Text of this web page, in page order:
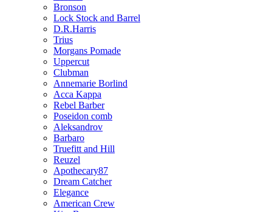
Bronson
Lock Stock and Barrel
D.R.Harris
Trius
Morgans Pomade
Uppercut
Clubman
Annemarie Borlind
Acca Kappa
Rebel Barber
Poseidon comb
Aleksandrov
Barbaro
Truefitt and Hill
Reuzel
Apothecary87
Dream Catcher
Elegance
American Crew